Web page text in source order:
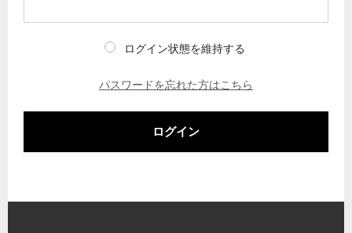
ログイン状態を維持する
パスワードを忘れた方はこちら
ログイン